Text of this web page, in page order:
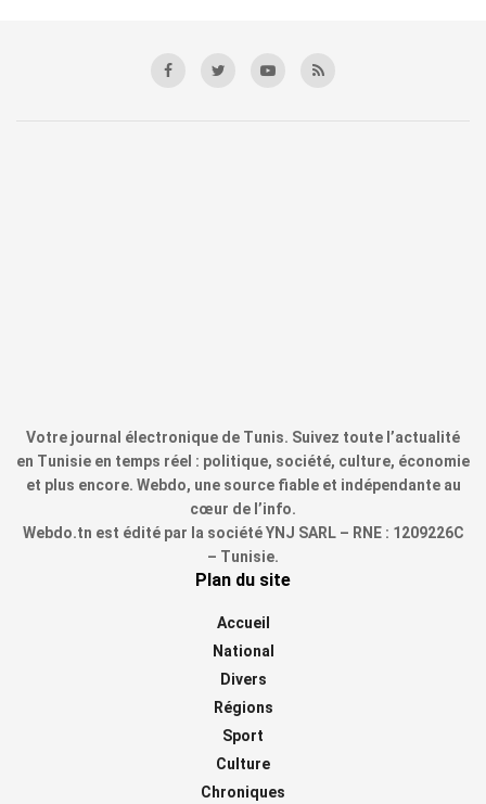
Votre journal électronique de Tunis. Suivez toute l’actualité
en Tunisie en temps réel : politique, société, culture, économie
et plus encore. Webdo, une source fiable et indépendante au
cœur de l’info.
Webdo.tn est édité par la société YNJ SARL – RNE : 1209226C
– Tunisie.
Plan du site
Accueil
National
Divers
Régions
Sport
Culture
Chroniques